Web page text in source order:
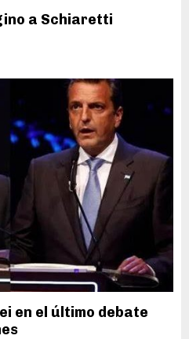
a Schiaretti
en el último debate